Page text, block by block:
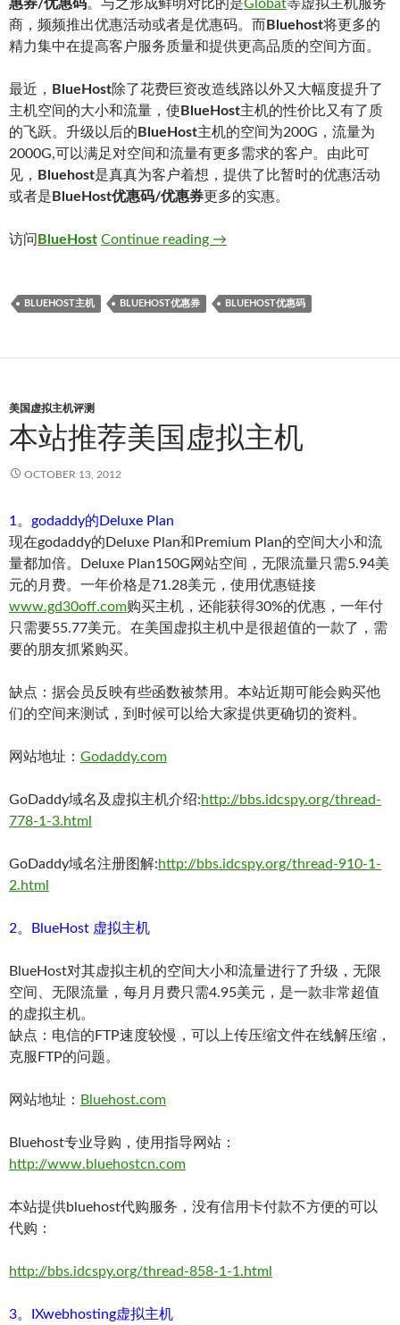
惠券/优惠码。与之形成鲜明对比的是Globat等虚拟主机服务
商，频频推出优惠活动或者是优惠码。而 Bluehost将更多的
精力集中在提高客户服务质量和提供更高品质的空间方面。
最近， BlueHost除了花费巨资改造线路以外又大幅度提升了
主机空间的大小和流量，使 BlueHost主机的性价比又有了质
的飞跃。升级以后的 BlueHost主机的空间为200G，流量为
2000G,可以满足对空间和流量有更多需求的客户。由此可
见，
Bluehost是真真为客户着想，提供了比暂时的优惠活动
或者是 BlueHost优惠码/优惠券更多的实惠。
访问 BlueHost Continue reading →
BLUEHOST主机 BLUEHOST优惠券 BLUEHOST优惠码
美国虚拟主机评测
本站推荐美国虚拟主机
OCTOBER 13, 2012
1。godaddy的Deluxe Plan
现在godaddy的Deluxe Plan和Premium Plan的空间大小和流
量都加倍。Deluxe Plan150G网站空间，无限流量只需5.94美
元的月费。一年价格是71.28美元，使用优惠链接
www.gd30off.com购买主机，还能获得30%的优惠，一年付
只需要55.77美元。在美国虚拟主机中是很超值的一款了，需
要的朋友抓紧购买。
缺点：据会员反映有些函数被禁用。本站近期可能会购买他
们的空间来测试，到时候可以给大家提供更确切的资料。
网站地址： Godaddy.com
GoDaddy域名及虚拟主机介绍:http://bbs.idcspy.org/thread-
778-1-3.html
GoDaddy域名注册图解:http://bbs.idcspy.org/thread-910-1-
2.html
2。BlueHost 虚拟主机
BlueHost对其虚拟主机的空间大小和流量进行了升级，无限
空间、无限流量，每月月费只需4.95美元，是一款非常超值
的虚拟主机。
缺点：电信的FTP速度较慢，可以上传压缩文件在线解压缩，
克服FTP的问题。
网站地址： Bluehost.com
Bluehost专业导购，使用指导网站：
http://www.bluehostcn.com
本站提供bluehost代购服务，没有信用卡付款不方便的可以
代购：
http://bbs.idcspy.org/thread-858-1-1.html
3。IXwebhosting虚拟主机